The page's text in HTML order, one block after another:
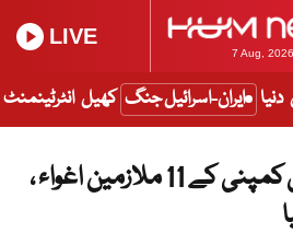
7 Aug, 2026
LIVE
دنیا ایران-اسرائیل جنگ کھیل انٹرٹینمنٹ
ڈی آئی خان سے نجی کمپنی کے 11 ملازمین اغواء ،